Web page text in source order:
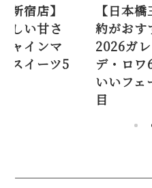
【日本橋三越】予
約がおすすめ！
2026ガレット・
デ・ロワ6選。かわ
いいフェーブにも注